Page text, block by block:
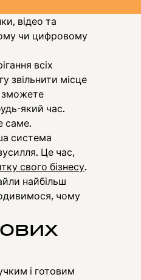
відео та
чи цифровому
всіх
звільнити місце
зможете
який час.
саме.
система
Це час,
свого бізнесу.
найбільш
чому
і готовим